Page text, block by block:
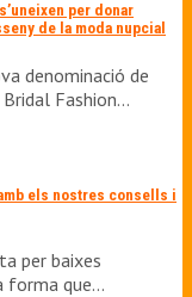
per donar
de la moda nupcial
denominació de
Fashion…
els nostres consells i
per baixes
forma que…